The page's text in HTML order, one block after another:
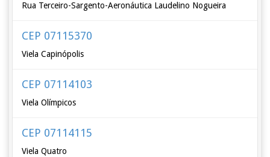
Rua Terceiro-Sargento-Aeronáutica Laudelino Nogueira
CEP 07115370
Viela Capinópolis
CEP 07114103
Viela Olímpicos
CEP 07114115
Viela Quatro